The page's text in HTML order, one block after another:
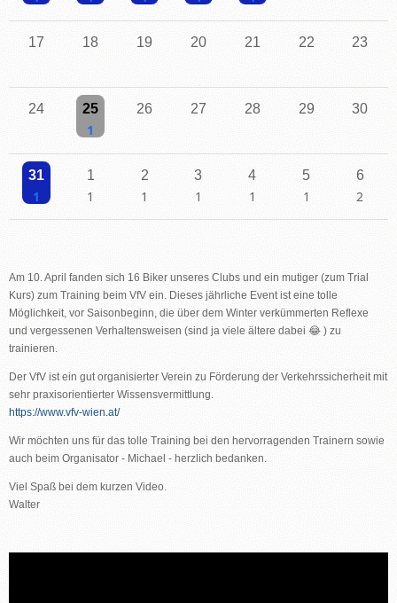
17 18 19 20 21 22 23
24 25 26 27 28 29 30
31 1 2 3 4 5 6
Am 10. April fanden sich 16 Biker unseres Clubs und ein mutiger (zum Trial
Kurs) zum Training beim VfV ein. Dieses jährliche Event ist eine tolle
Möglichkeit, vor Saisonbeginn, die über dem Winter verkümmerten Reflexe
und vergessenen Verhaltensweisen (sind ja viele ältere dabei 😂 ) zu
trainieren.
Der VfV ist ein gut organisierter Verein zu Förderung der Verkehrssicherheit mit
sehr praxisorientierter Wissensvermittlung.
https://www.vfv-wien.at/
Wir möchten uns für das tolle Training bei den hervorragenden Trainern sowie
auch beim Organisator - Michael - herzlich bedanken.
Viel Spaß bei dem kurzen Video.
Walter